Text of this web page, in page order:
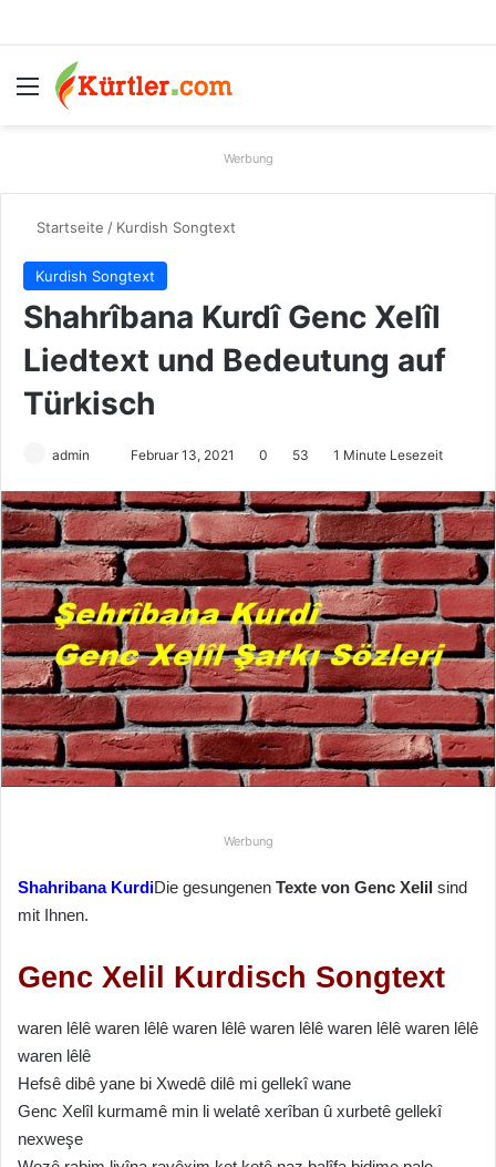
Menü
Werbung
Startseite / Kurdish Songtext
Kurdish Songtext
Shahrîbana Kurdî Genc Xelîl
Liedtext und Bedeutung auf
Türkisch
admin
n
d
e
u
n
s
e
i
n
e
E
Februar 13, 2021 0 53 1 Minute Lesezeit
Werbung
Shahribana KurdiDie gesungenen Texte von Genc Xelil sind
mit Ihnen.
Genc Xelil Kurdisch Songtext
waren lêlê waren lêlê waren lêlê waren lêlê waren lêlê waren lêlê
waren lêlê
Hefsê dibê yane bi Xwedê dilê mi gellekî wane
Genc Xelîl kurmamê min li welatê xerîban û xurbetê gellekî
nexweşe